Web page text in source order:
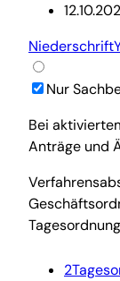
Niederschrift
Nur
Bei
Anträge und
2